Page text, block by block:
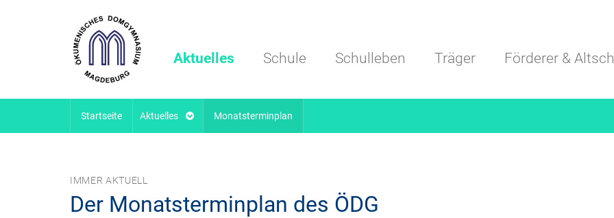
Aktuelles Schule Schulleben Träger Förderer &
Startseite Aktuelles Monatsterminplan
IMMER AKTUELL
Der Monatsterminplan des ÖDG